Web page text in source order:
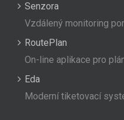
Senzora
Vzdálený monitoring
RoutePlan
On-line aplikace pro
Eda
Moderní tiketovací